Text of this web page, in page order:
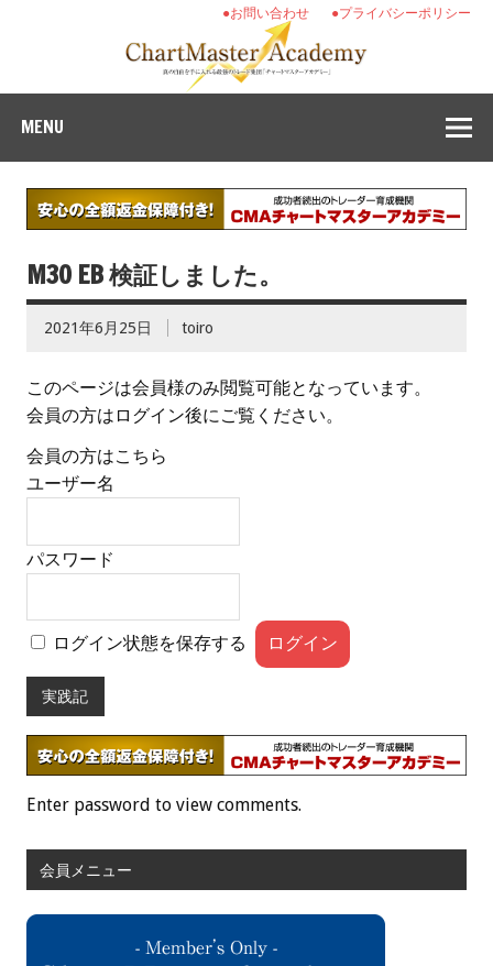
●プライバシーポリシー
●お問い合わせ
MENU
M30 EB 検証しました。
2021年6月25日 toiro
このページは会員様のみ閲覧可能となっています。
会員の方はログイン後にご覧ください。
会員の方はこちら
ユーザー名
パスワード
ログイン状態を保存する
実践記
Enter password to view comments.
会員メニュー